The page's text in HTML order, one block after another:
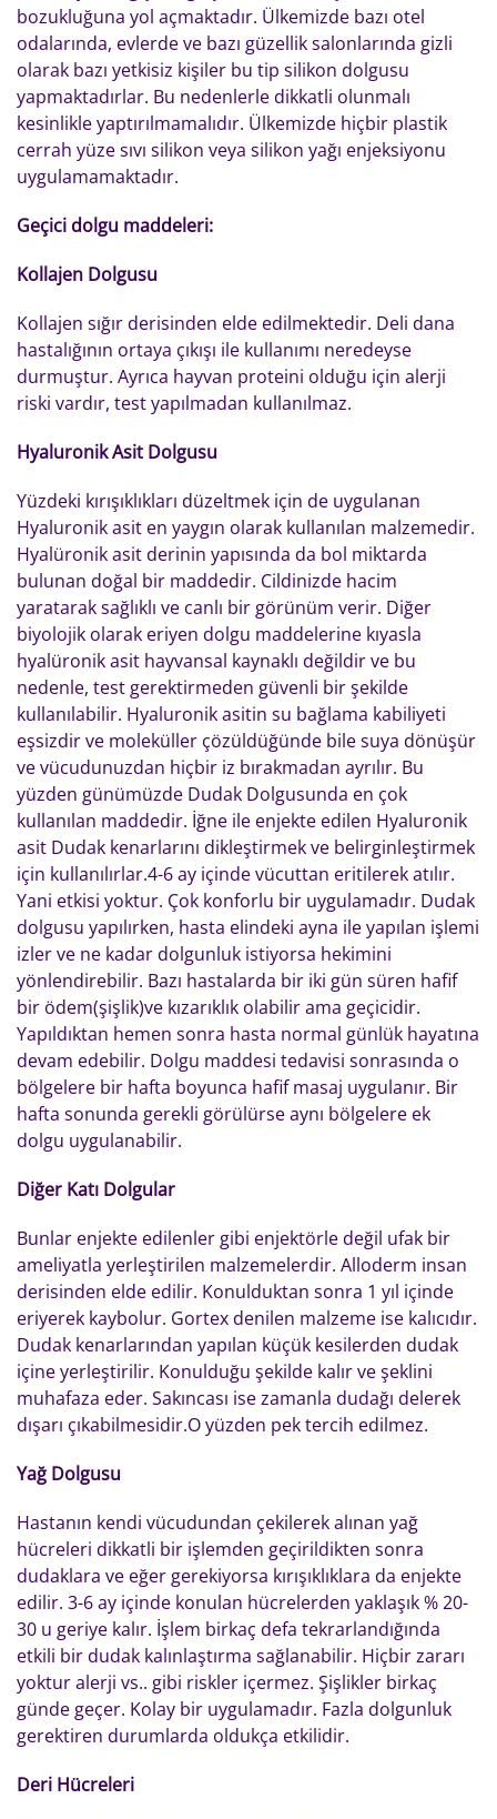
bozukluğuna yol açmaktadır. Ülkemizde bazı otel
odalarında, evlerde ve bazı güzellik salonlarında gizli
olarak bazı yetkisiz kişiler bu tip silikon dolgusu
yapmaktadırlar. Bu nedenlerle dikkatli olunmalı
kesinlikle yaptırılmamalıdır. Ülkemizde hiçbir plastik
cerrah yüze sıvı silikon veya silikon yağı enjeksiyonu
uygulamamaktadır.
Geçici dolgu maddeleri:
Kollajen Dolgusu
Kollajen sığır derisinden elde edilmektedir. Deli dana
hastalığının ortaya çıkışı ile kullanımı neredeyse
durmuştur. Ayrıca hayvan proteini olduğu için alerji
riski vardır, test yapılmadan kullanılmaz.
Hyaluronik Asit Dolgusu
Yüzdeki kırışıklıkları düzeltmek için de uygulanan
Hyaluronik asit en yaygın olarak kullanılan malzemedir.
Hyalüronik asit derinin yapısında da bol miktarda
bulunan doğal bir maddedir. Cildinizde hacim
yaratarak sağlıklı ve canlı bir görünüm verir. Diğer
biyolojik olarak eriyen dolgu maddelerine kıyasla
hyalüronik asit hayvansal kaynaklı değildir ve bu
nedenle, test gerektirmeden güvenli bir şekilde
kullanılabilir. Hyaluronik asitin su bağlama kabiliyeti
eşsizdir ve moleküller çözüldüğünde bile suya dönüşür
ve vücudunuzdan hiçbir iz bırakmadan ayrılır. Bu
yüzden günümüzde Dudak Dolgusunda en çok
kullanılan maddedir. İğne ile enjekte edilen Hyaluronik
asit Dudak kenarlarını dikleştirmek ve belirginleştirmek
için kullanılırlar.4-6 ay içinde vücuttan eritilerek atılır.
Yani etkisi yoktur. Çok konforlu bir uygulamadır. Dudak
dolgusu yapılırken, hasta elindeki ayna ile yapılan işlemi
izler ve ne kadar dolgunluk istiyorsa hekimini
yönlendirebilir. Bazı hastalarda bir iki gün süren hafif
bir ödem(şişlik)ve kızarıklık olabilir ama geçicidir.
Yapıldıktan hemen sonra hasta normal günlük hayatına
devam edebilir. Dolgu maddesi tedavisi sonrasında o
bölgelere bir hafta boyunca hafif masaj uygulanır. Bir
hafta sonunda gerekli görülürse aynı bölgelere ek
dolgu uygulanabilir.
Diğer Katı Dolgular
Bunlar enjekte edilenler gibi enjektörle değil ufak bir
ameliyatla yerleştirilen malzemelerdir. Alloderm insan
derisinden elde edilir. Konulduktan sonra 1 yıl içinde
eriyerek kaybolur. Gortex denilen malzeme ise kalıcıdır.
Dudak kenarlarından yapılan küçük kesilerden dudak
içine yerleştirilir. Konulduğu şekilde kalır ve şeklini
muhafaza eder. Sakıncası ise zamanla dudağı delerek
dışarı çıkabilmesidir.O yüzden pek tercih edilmez.
Yağ Dolgusu
Hastanın kendi vücudundan çekilerek alınan yağ
hücreleri dikkatli bir işlemden geçirildikten sonra
dudaklara ve eğer gerekiyorsa kırışıklıklara da enjekte
edilir. 3-6 ay içinde konulan hücrelerden yaklaşık % 20-
30 u geriye kalır. İşlem birkaç defa tekrarlandığında
etkili bir dudak kalınlaştırma sağlanabilir. Hiçbir zararı
yoktur alerji vs.. gibi riskler içermez. Şişlikler birkaç
günde geçer. Kolay bir uygulamadır. Fazla dolgunluk
gerektiren durumlarda oldukça etkilidir.
Deri Hücreleri